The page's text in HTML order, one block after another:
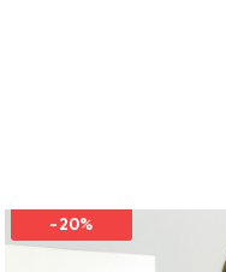
-20%